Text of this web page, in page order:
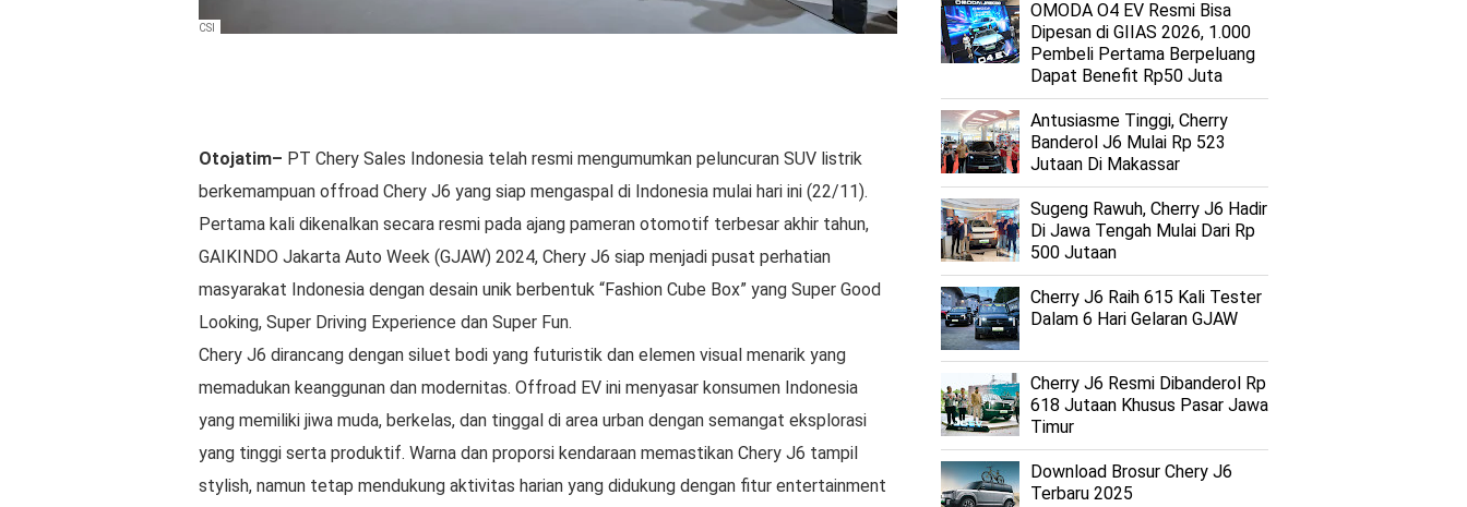
CSI
Otojatim– PT Chery Sales Indonesia telah resmi mengumumkan peluncuran SUV listrik
berkemampuan offroad Chery J6 yang siap mengaspal di Indonesia mulai hari ini (22/11).
Pertama kali dikenalkan secara resmi pada ajang pameran otomotif terbesar akhir tahun,
GAIKINDO Jakarta Auto Week (GJAW) 2024, Chery J6 siap menjadi pusat perhatian
masyarakat Indonesia dengan desain unik berbentuk “Fashion Cube Box” yang Super Good
Looking, Super Driving Experience dan Super Fun.
Chery J6 dirancang dengan siluet bodi yang futuristik dan elemen visual menarik yang
memadukan keanggunan dan modernitas. Offroad EV ini menyasar konsumen Indonesia
yang memiliki jiwa muda, berkelas, dan tinggal di area urban dengan semangat eksplorasi
yang tinggi serta produktif. Warna dan proporsi kendaraan memastikan Chery J6 tampil
stylish, namun tetap mendukung aktivitas harian yang didukung dengan fitur entertainment
OMODA O4 EV Resmi Bisa
Dipesan di GIIAS 2026, 1.000
Pembeli Pertama Berpeluang
Dapat Benefit Rp50 Juta
Antusiasme Tinggi, Cherry
Banderol J6 Mulai Rp 523
Jutaan Di Makassar
Sugeng Rawuh, Cherry J6 Hadir
Di Jawa Tengah Mulai Dari Rp
500 Jutaan
Cherry J6 Raih 615 Kali Tester
Dalam 6 Hari Gelaran GJAW
Cherry J6 Resmi Dibanderol Rp
618 Jutaan Khusus Pasar Jawa
Timur
Download Brosur Chery J6
Terbaru 2025